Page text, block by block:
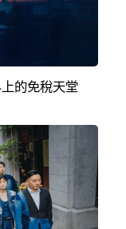
的免稅天堂